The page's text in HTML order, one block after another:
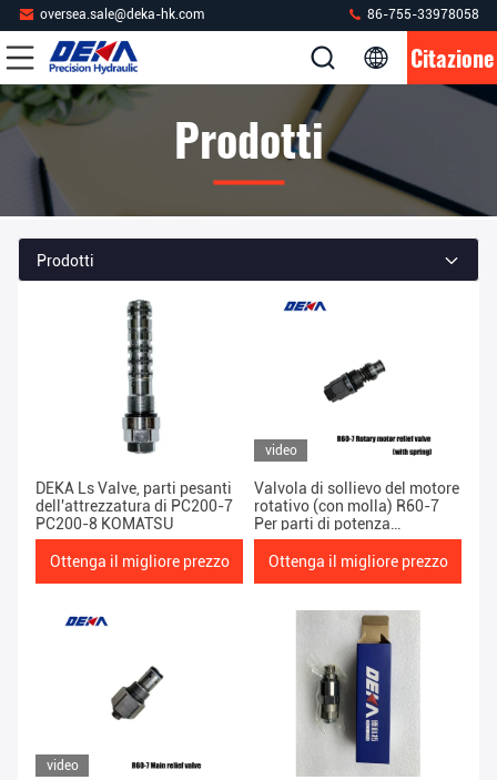
oversea.sale@deka-hk.com 86-755-33978058
Citazione
Prodotti
Prodotti
DEKA Ls Valve, parti pesanti
dell'attrezzatura di PC200-7
PC200-8 KOMATSU
Ottenga il migliore prezzo
video
Valvola di sollievo del motore
rotativo (con molla) R60-7
Per parti di potenza
attrezzature pesanti
Ottenga il migliore prezzo
video